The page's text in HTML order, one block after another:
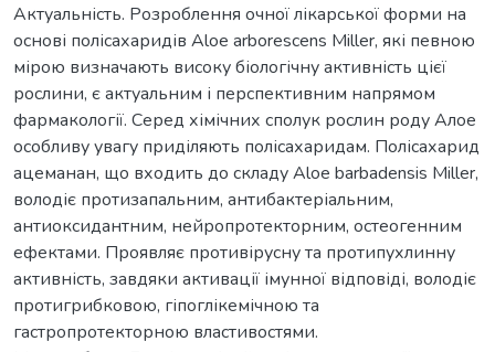
Актуальність. Розроблення очної лікарської форми на
основі полісахаридів Aloe arborescens Miller, які певною
мірою визначають високу біологічну активність цієї
рослини, є актуальним і перспективним напрямом
фармакології. Серед хімічних сполук рослин роду Алое
особливу увагу приділяють полісахаридам. Полісахарид
ацеманан, що входить до складу Aloe barbadensis Miller,
володіє протизапальним, антибактеріальним,
антиоксидантним, нейропротекторним, остеогенним
ефектами. Проявляє противірусну та протипухлинну
активність, завдяки активації імунної відповіді, володіє
протигрибковою, гіпоглікемічною та
гастропротекторною властивостями.